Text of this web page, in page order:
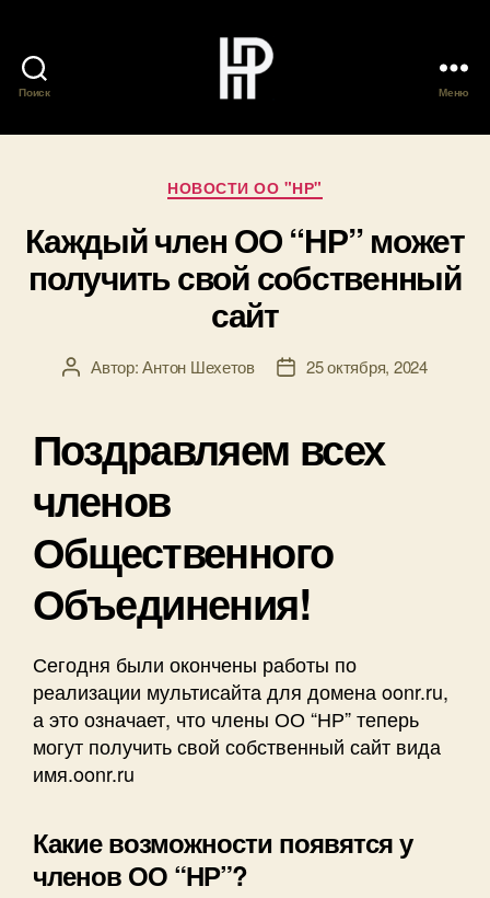
Поиск
Объединение
России"
Меню
Рубрики
НОВОСТИ ОО "НР"
Каждый член ОО “НР” может
получить свой собственный
сайт
АвторАвтор:Антон Шехетов
Дата25 октября, 2024
Поздравляем всех
членов
Общественного
Объединения!
Сегодня были окончены работы по
реализации мультисайта для домена oonr.ru,
а это означает, что члены ОО “НР” теперь
могут получить свой собственный сайт вида
имя.oonr.ru
Какие возможности появятся у
членов ОО “НР”?